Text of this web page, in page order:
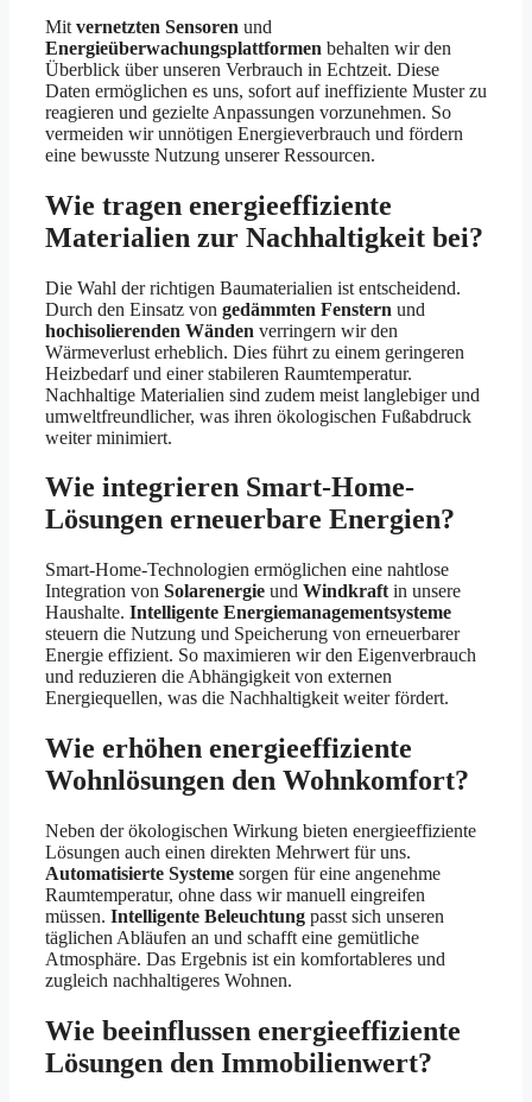
Mit vernetzten Sensoren und
Energieüberwachungsplattformen behalten wir den
Überblick über unseren Verbrauch in Echtzeit. Diese
Daten ermöglichen es uns, sofort auf ineffiziente Muster zu
reagieren und gezielte Anpassungen vorzunehmen. So
vermeiden wir unnötigen Energieverbrauch und fördern
eine bewusste Nutzung unserer Ressourcen.
Wie tragen energieeffiziente
Materialien zur Nachhaltigkeit bei?
Die Wahl der richtigen Baumaterialien ist entscheidend.
Durch den Einsatz von gedämmten Fenstern und
hochisolierenden Wänden verringern wir den
Wärmeverlust erheblich. Dies führt zu einem geringeren
Heizbedarf und einer stabileren Raumtemperatur.
Nachhaltige Materialien sind zudem meist langlebiger und
umweltfreundlicher, was ihren ökologischen Fußabdruck
weiter minimiert.
Wie integrieren Smart-Home-
Lösungen erneuerbare Energien?
Smart-Home-Technologien ermöglichen eine nahtlose
Integration von Solarenergie und Windkraft in unsere
Haushalte. Intelligente Energiemanagementsysteme
steuern die Nutzung und Speicherung von erneuerbarer
Energie effizient. So maximieren wir den Eigenverbrauch
und reduzieren die Abhängigkeit von externen
Energiequellen, was die Nachhaltigkeit weiter fördert.
Wie erhöhen energieeffiziente
Wohnlösungen den Wohnkomfort?
Neben der ökologischen Wirkung bieten energieeffiziente
Lösungen auch einen direkten Mehrwert für uns.
Automatisierte Systeme sorgen für eine angenehme
Raumtemperatur, ohne dass wir manuell eingreifen
müssen. Intelligente Beleuchtung passt sich unseren
täglichen Abläufen an und schafft eine gemütliche
Atmosphäre. Das Ergebnis ist ein komfortableres und
zugleich nachhaltigeres Wohnen.
Wie beeinflussen energieeffiziente
Lösungen den Immobilienwert?